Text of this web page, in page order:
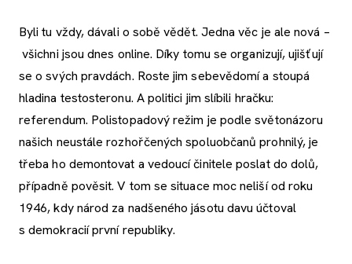
Byli tu vždy, dávali o sobě vědět. Jedna věc je ale nová –
všichni jsou dnes online. Díky tomu se organizují, ujišťují
se o svých pravdách. Roste jim sebevědomí a stoupá
hladina testosteronu. A politici jim slíbili hračku:
referendum. Polistopadový režim je podle světonázoru
našich neustále rozhořčených spoluobčanů prohnilý, je
třeba ho demontovat a vedoucí činitele poslat do dolů,
případně pověsit. V tom se situace moc neliší od roku
1946, kdy národ za nadšeného jásotu davu účtoval
s demokracií první republiky.